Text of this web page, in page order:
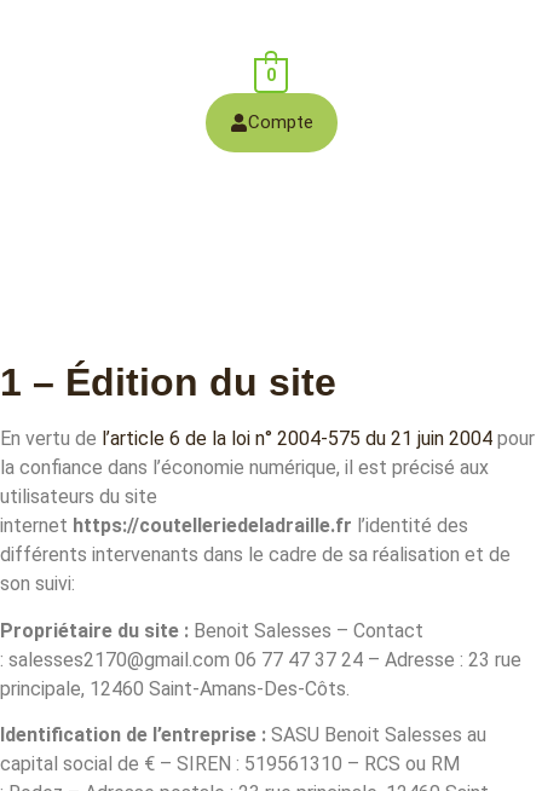
0
Compte
1 – Édition du site
En vertu de l’article 6 de la loi n° 2004-575 du 21 juin 2004 pour
la confiance dans l’économie numérique, il est précisé aux
utilisateurs du site
internet https://coutelleriedeladraille.fr l’identité des
différents intervenants dans le cadre de sa réalisation et de
son suivi:
Propriétaire du site : Benoit Salesses – Contact
: salesses2170@gmail.com 06 77 47 37 24 – Adresse : 23 rue
principale, 12460 Saint-Amans-Des-Côts.
Identification de l’entreprise : SASU Benoit Salesses au
capital social de € – SIREN : 519561310 – RCS ou RM